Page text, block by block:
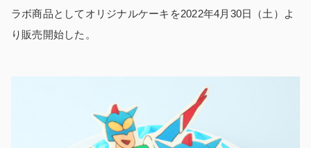
ラボ商品としてオリジナルケーキを2022年4月30日（土）よ
り販売開始した。